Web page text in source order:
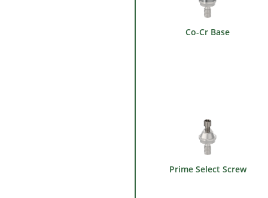
Co-Cr Base
Prime Select Screw